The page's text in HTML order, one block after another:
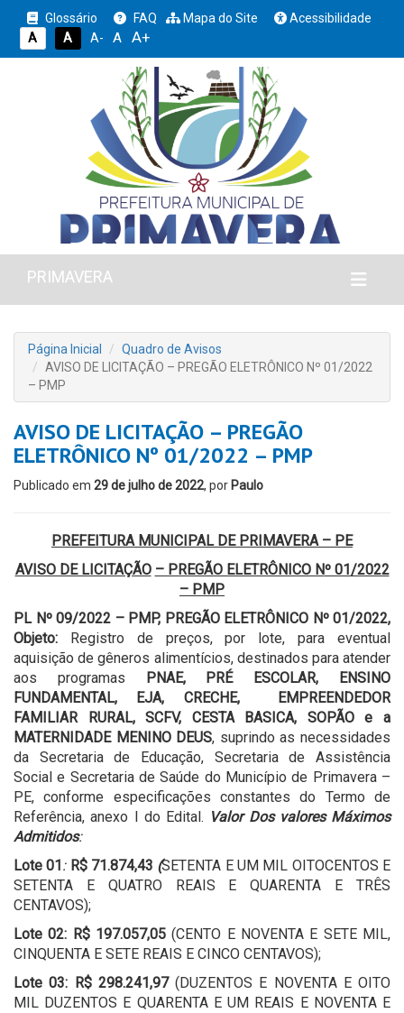
Glossário FAQ Mapa do Site
Acessibilidade
A
A A- A A+
PRIMAVERA
Página Inicial
Quadro de Avisos
AVISO DE LICITAÇÃO – PREGÃO ELETRÔNICO Nº 01/2022
– PMP
AVISO DE LICITAÇÃO – PREGÃO
ELETRÔNICO Nº 01/2022 – PMP
Publicado em 29 de julho de 2022, por Paulo
PREFEITURA MUNICIPAL DE PRIMAVERA – PE
AVISO DE LICITAÇÃO – PREGÃO ELETRÔNICO Nº 01/2022
– PMP
PL Nº 09/2022 – PMP, PREGÃO ELETRÔNICO Nº 01/2022,
Objeto: Registro de preços, por lote, para eventual
aquisição de gêneros alimentícios, destinados para atender
aos programas
PNAE, PRÉ ESCOLAR, ENSINO
FUNDAMENTAL, EJA, CRECHE, EMPREENDEDOR
FAMILIAR RURAL, SCFV, CESTA BASICA, SOPÃO e a
MATERNIDADE MENINO DEUS, suprindo as necessidades
da Secretaria de Educação, Secretaria de Assistência
Social e Secretaria de Saúde do Município de Primavera –
PE, conforme especificações constantes do Termo de
Referência, anexo I do Edital. Valor Dos valores Máximos
Admitidos:
Lote 01: R$ 71.874,43 (SETENTA E UM MIL OITOCENTOS E
SETENTA E QUATRO REAIS E QUARENTA E TRÊS
CENTAVOS);
Lote 02: R$ 197.057,05(CENTO E NOVENTA E SETE MIL,
CINQUENTA E SETE REAIS E CINCO CENTAVOS);
Lote 03: R$ 298.241,97 (DUZENTOS E NOVENTA E OITO
MIL DUZENTOS E QUARENTA E UM REAIS E NOVENTA E